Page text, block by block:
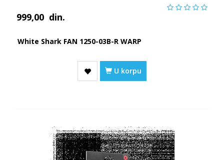
999,00 din.
White Shark FAN 1250-03B-R WARP
U korpu